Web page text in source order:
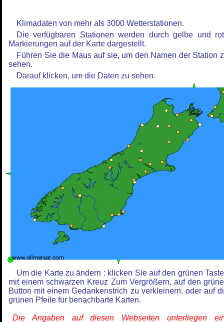
Klimadaten von mehr als 3000 Wetterstationen.
Die verfügbaren Stationen werden durch gelbe und
Markierungen auf der Karte dargestellt.
Führen Sie die Maus auf sie, um den Namen der Station
sehen.
Darauf klicken, um die Daten zu sehen.
Um die Karte zu ändern : klicken Sie auf den grünen
mit einem schwarzen Kreuz Zum Vergrößern, auf den
Button mit einem Gedankenstrich zu verkleinern, oder auf
grünen Pfeile für benachbarte Karten.
Die Angaben auf diesen Webseiten unterliegen